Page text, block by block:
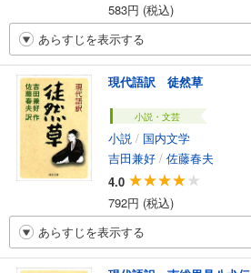
583円 (税込)
あらすじを表示する
現代語訳 徒然草
小説・文芸
小説 / 国内文学
吉田兼好 / 佐藤春夫
4.0
792円 (税込)
あらすじを表示する